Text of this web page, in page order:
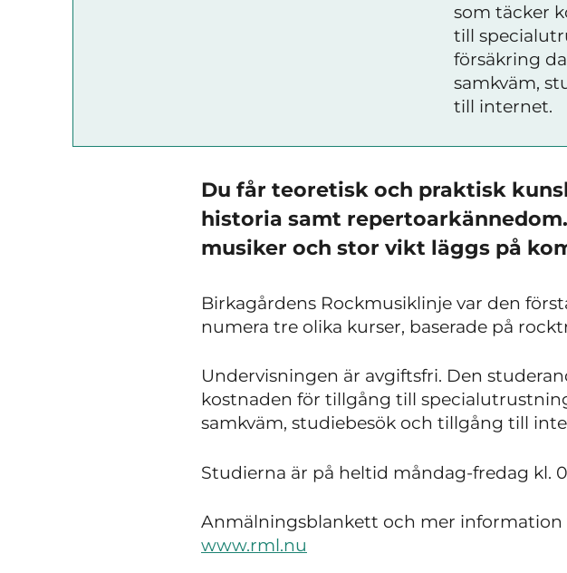
som täcker
till
försäkring
samkväm,
till internet.
Du får teoretisk och praktisk
historia samt
musiker och stor vikt läggs på
Birkagårdens Rockmusiklinje var den
numera tre olika kurser, baserade på
Undervisningen är avgiftsfri. Den
kostnaden för tillgång till
samkväm, studiebesök och tillgång till
Studierna är på heltid måndag-fredag kl.
Anmälningsblankett och mer information
www.rml.nu